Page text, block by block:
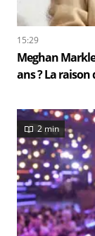
15:29
Meghan
ans ? La raison
2 min